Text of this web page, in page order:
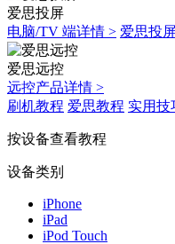
爱思投屏
电脑/TV 端详情 > 爱思投
爱思远控
远控产品详情 >
刷机教程 爱思教程 实用技
按设备查看教程
设备类别
iPhone
iPad
iPod Touch